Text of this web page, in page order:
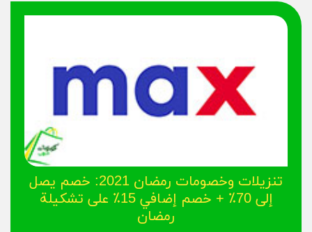
تنزيلات وخصومات رمضان 2021: خصم يصل
إلى 70٪ + خصم إضافي 15٪ على تشكيلة
رمضان